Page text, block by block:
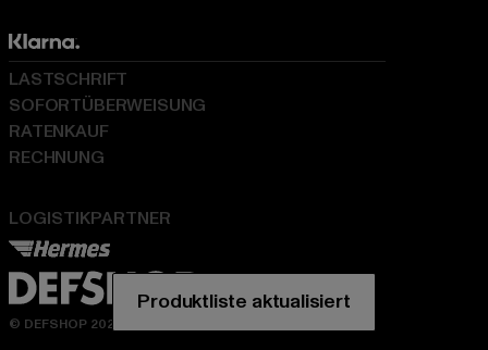
LOGISTIKPARTNER
LASTSCHRIFT
SOFORTÜBERWEISUNG
RATENKAUF
RECHNUNG
© DEFSHOP 2026. Alle Rechte vorbehalten